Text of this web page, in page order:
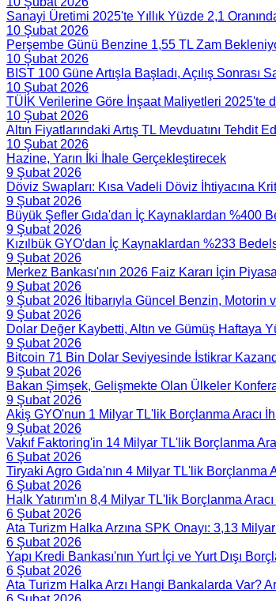
Sanayi Üretimi 2025'te Yıllık Yüzde 2,1
10 Şubat 2026
Perşembe Günü Benzine 1,55 TL Zam
10 Şubat 2026
BIST 100 Güne Artışla Başladı, Açılış Sonrası
10 Şubat 2026
TÜİK Verilerine Göre İnşaat Maliyetleri 2025'te
10 Şubat 2026
Altın Fiyatlarındaki Artış TL Mevduatını Tehdit
10 Şubat 2026
Hazine, Yarın İki İhale Gerçekleştirecek
9 Şubat 2026
Döviz Swapları: Kısa Vadeli Döviz İhtiyacına
9 Şubat 2026
Büyük Şefler Gıda'dan İç Kaynaklardan %400
9 Şubat 2026
Kızılbük GYO'dan İç Kaynaklardan %233
9 Şubat 2026
Merkez Bankası'nın 2026 Faiz Kararı İçin
9 Şubat 2026
9 Şubat 2026 İtibarıyla Güncel Benzin, Motorin
9 Şubat 2026
Dolar Değer Kaybetti, Altın ve Gümüş Haftaya
9 Şubat 2026
Bitcoin 71 Bin Dolar Seviyesinde İstikrar
9 Şubat 2026
Bakan Şimşek, Gelişmekte Olan Ülkeler
9 Şubat 2026
Akiş GYO'nun 1 Milyar TL'lik Borçlanma Aracı
9 Şubat 2026
Vakıf Faktoring'in 14 Milyar TL'lik Borçlanma
6 Şubat 2026
Tiryaki Agro Gıda'nın 4 Milyar TL'lik Borçlanma
6 Şubat 2026
Halk Yatırım'ın 8,4 Milyar TL'lik Borçlanma
6 Şubat 2026
Ata Turizm Halka Arzına SPK Onayı: 3,13
6 Şubat 2026
Yapı Kredi Bankası'nın Yurt İçi ve Yurt Dışı
6 Şubat 2026
Ata Turizm Halka Arzı Hangi Bankalarda Var?